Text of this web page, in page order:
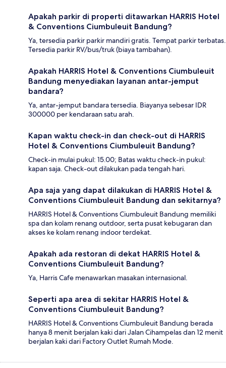
Apakah parkir di properti ditawarkan HARRIS Hotel
& Conventions Ciumbuleuit Bandung?
Ya, tersedia parkir parkir mandiri gratis. Tempat parkir terbatas.
Tersedia parkir RV/bus/truk (biaya tambahan).
Apakah HARRIS Hotel & Conventions Ciumbuleuit
Bandung menyediakan layanan antar-jemput
bandara?
Ya, antar-jemput bandara tersedia. Biayanya sebesar IDR
300000 per kendaraan satu arah.
Kapan waktu check-in dan check-out di HARRIS
Hotel & Conventions Ciumbuleuit Bandung?
Check-in mulai pukul: 15.00; Batas waktu check-in pukul:
kapan saja. Check-out dilakukan pada tengah hari.
Apa saja yang dapat dilakukan di HARRIS Hotel &
Conventions Ciumbuleuit Bandung dan sekitarnya?
HARRIS Hotel & Conventions Ciumbuleuit Bandung memiliki
spa dan kolam renang outdoor, serta pusat kebugaran dan
akses ke kolam renang indoor terdekat.
Apakah ada restoran di dekat HARRIS Hotel &
Conventions Ciumbuleuit Bandung?
Ya, Harris Cafe menawarkan masakan internasional.
Seperti apa area di sekitar HARRIS Hotel &
Conventions Ciumbuleuit Bandung?
HARRIS Hotel & Conventions Ciumbuleuit Bandung berada
hanya 8 menit berjalan kaki dari Jalan Cihampelas dan 12 menit
berjalan kaki dari Factory Outlet Rumah Mode.